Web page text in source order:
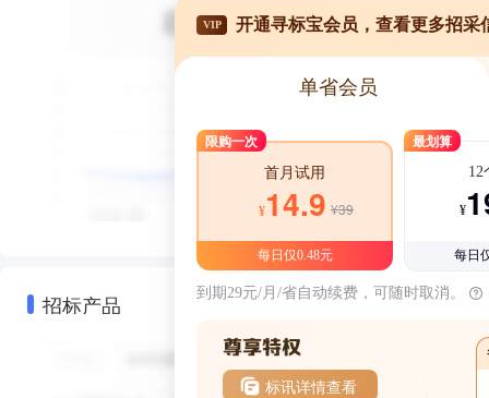
招标产品
VIP 开通寻标宝会员，查看更多招采
单省会员
限购一次
首月试用
¥14.9 ¥39
每日仅0.48元
最划算
12
¥
每日
到期29元/月/省自动续费，可随时取消。
标讯详情查看